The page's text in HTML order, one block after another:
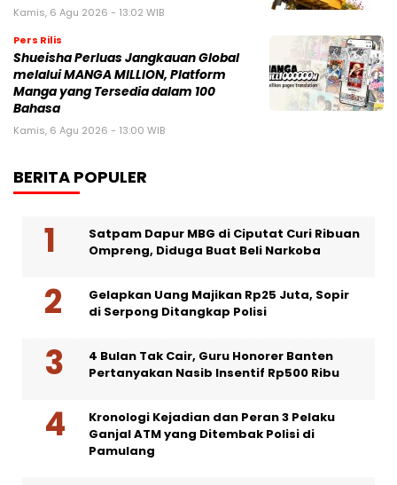
Kamis, 6 Agu 2026 - 13:02 WIB
Pers Rilis
Shueisha Perluas Jangkauan Global
melalui MANGA MILLION, Platform
Manga yang Tersedia dalam 100
Bahasa
Kamis, 6 Agu 2026 - 13:00 WIB
BERITA POPULER
Satpam Dapur MBG di Ciputat Curi Ribuan
Ompreng, Diduga Buat Beli Narkoba
Gelapkan Uang Majikan Rp25 Juta, Sopir
di Serpong Ditangkap Polisi
4 Bulan Tak Cair, Guru Honorer Banten
Pertanyakan Nasib Insentif Rp500 Ribu
Kronologi Kejadian dan Peran 3 Pelaku
Ganjal ATM yang Ditembak Polisi di
Pamulang